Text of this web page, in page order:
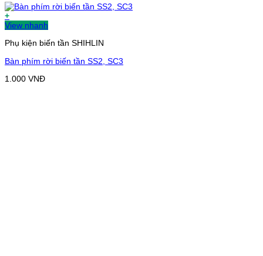
+
View nhanh
Phụ kiện biến tần SHIHLIN
Bàn phím rời biến tần SS2, SC3
1.000 VNĐ